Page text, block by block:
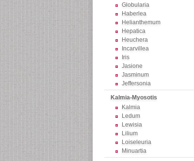
Globularia
Haberlea
Helianthemum
Hepatica
Heuchera
Incarvillea
Iris
Jasione
Jasminum
Jeffersonia
Kalmia-Myosotis
Kalmia
Ledum
Lewisia
Lilium
Loiseleuria
Minuartia